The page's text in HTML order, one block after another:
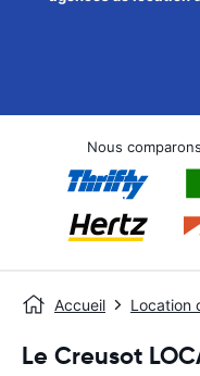
Nous
Accueil Location
Le Creusot